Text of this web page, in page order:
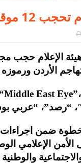
وتهاجم الأردن ورموزه (أسماء)
الإعلام حجب
ضمن اجراءات
الإعلامي